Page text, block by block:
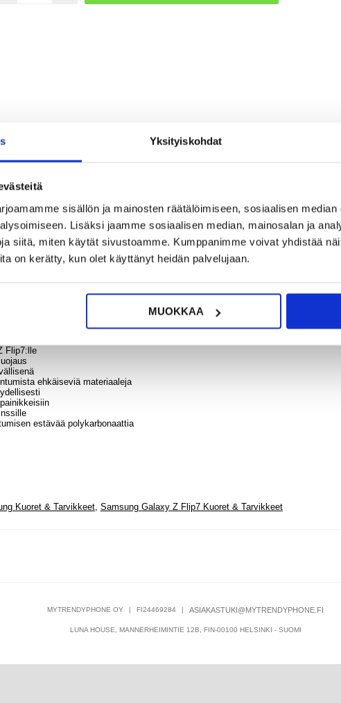
Yksityiskohdat
sisällön ja mainosten räätälöimiseen, sosiaalisen
Lisäksi jaamme sosiaalisen median, mainosalan ja
siitä, miten käytät sivustoamme. Kumppanimme voivat yhdistää
on kerätty, kun olet käyttänyt heidän palvelujaan.
MUOKKAA
KYSY POIS
Flip7
estävä suojaus Samsung Galaxy Z Flip7:lle.
kolhuilta ja iskuilta vaikuttamatta sen ulkoasuun ja tuntumaan. Ohut rakenne
Korkealaatuinen, läpinäkyvä materiaali puolestaan pitää Samsung Galaxy Z
Flip7:lle
ehkäiseviä materiaaleja
estävää polykarbonaattia
Kuoret & Tarvikkeet, Samsung Galaxy Z Flip7 Kuoret & Tarvikkeet
SD,
MYTRENDYPHONE OY | FI24469284 | ASIAKASTUKI@MYTRENDYPHONE.FI
LUNA HOUSE, MANNERHEIMINTIE 12B, FIN-00100 HELSINKI - SUOMI